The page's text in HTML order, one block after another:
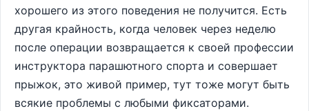
хорошего из этого поведения не получится. Есть
другая крайность, когда человек через неделю
после операции возвращается к своей профессии
инструктора парашютного спорта и совершает
прыжок, это живой пример, тут тоже могут быть
всякие проблемы с любыми фиксаторами.